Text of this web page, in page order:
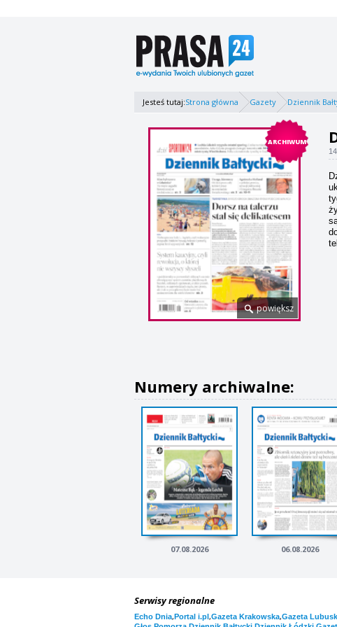
Jesteś tutaj:Strona główna Gazety Dziennik
ARCHIWUM
powiększ
Numery archiwalne:
07.08.2026 06.08.2026
Serwisy regionalne
Echo Dnia,Portal i.pl,Gazeta Krakowska,Gazeta